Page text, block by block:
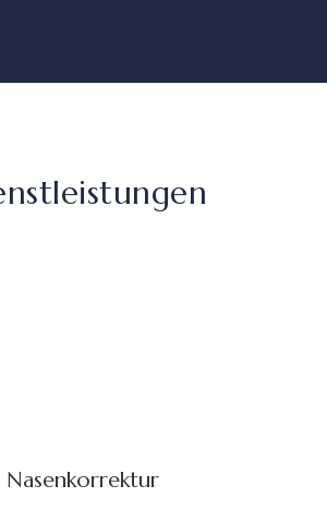
Nasenkorrektur